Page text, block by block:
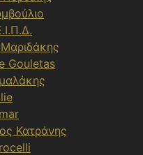
Gouletas
Κατράνης